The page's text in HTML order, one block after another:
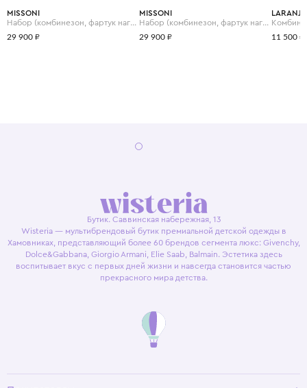
MISSONI
Набор (комбинезон, фартук нагрудный и шапка)
29 900 ₽
MISSONI
Набор (комбинезон, фартук нагрудный и шапка)
29 900 ₽ 11 500 ₽
Бутик. Саввинская набережная, 13
Wisteria — мультибрендовый бутик премиальной детской одежды в
Хамовниках, представляющий более 60 брендов сегмента люкс: Givenchy,
Dolce&Gabbana, Giorgio Armani, Elie Saab, Balmain. Эстетика здесь
воспитывает вкус с первых дней жизни и навсегда становится частью
прекрасного мира детства.